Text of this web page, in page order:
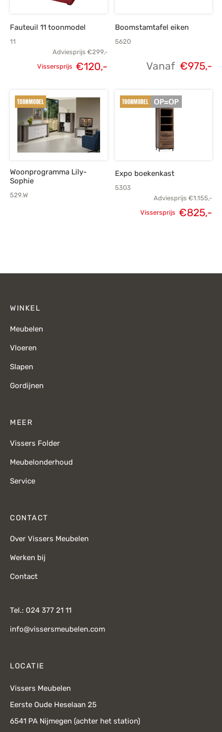
Fauteuil 11 toonmodel
11
Adviesprijs €299,-
Vissersprijs €120,-
prijs is:
€120,-.
Boomstamtafel eiken
5620
Vanaf €975,-
Woonprogramma Lily-
Sophie
529.W
Expo boekenkast
5303
Adviesprijs €1.155,-
Vissersprijs €825,-
WINKEL
Meubelen
Vloeren
Slapen
Gordijnen
MEER
Vissers Folder
Meubelonderhoud
Service
CONTACT
Over Vissers Meubelen
Werken bij
Contact
Tel.: 024 377 21 11
info@vissersmeubelen.com
LOCATIE
Vissers Meubelen
Eerste Oude Heselaan 25
6541 PA Nijmegen (achter het station)